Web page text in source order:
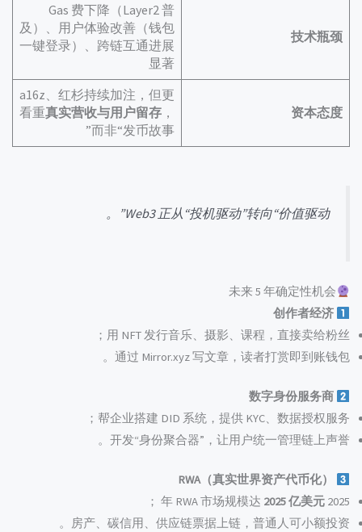
技术瓶颈
Gas 费下降（Layer2 普
及）、用户体验改善（钱包
一键登录）、跨链互通进展
显著
资本态度
a16z、红杉持续加注，但更
看重真实营收与用户留存 ，
而非“发币故事”
Web3 正从“投机驱动”转向“价值驱动”。
未来 5 年确定性机会
创作者经济
用 NFT 发行音乐、摄影、课程，直接卖给粉丝；
通过 Mirror.xyz 写文章，读者打赏即到账钱包。
数字身份服务商
帮企业搭建 DID 系统，提供 KYC、数据授权服务；
开发“身份聚合器”，让用户统一管理链上声誉。
RWA（真实世界资产代币化）
2025 年 RWA 市场规模达
2025 亿美元
；
房产、碳信用、供应链票据上链，普通人可小额投资。